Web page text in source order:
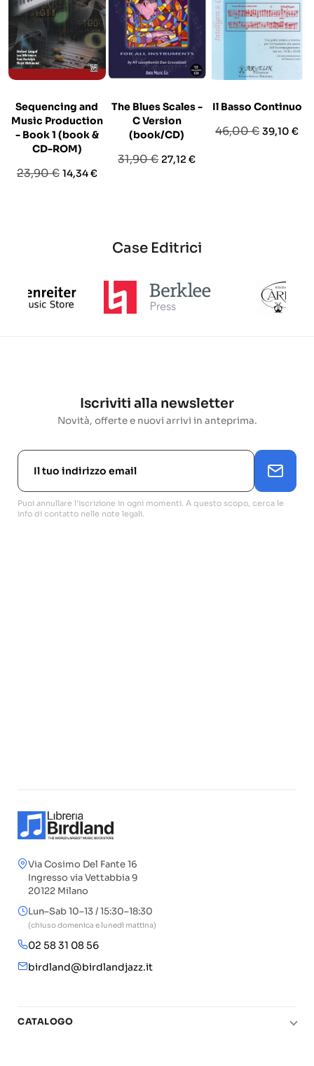
Sequencing and
Music Production
- Book 1 (book &
CD-ROM)
Prezzo
23,90 € Prezzo
14,34 €
The Blues Scales -
C Version
(book/CD)
Prezzo
31,90 € Prezzo
27,12 €
Il Basso Continuo
Prezzo
46,00 € Prezzo
39,10 €
Case Editrici
Iscriviti alla newsletter
Novità, offerte e nuovi arrivi in anteprima.
Puoi annullare l'iscrizione in ogni momenti. A questo scopo, cerca le
info di contatto nelle note legali.
Via Cosimo Del Fante 16
Ingresso via Vettabbia 9
20122 Milano
Lun–Sab 10–13 / 15:30–18:30
(chiuso domenica e lunedì mattina)
02 58 31 08 56
birdland@birdlandjazz.it
CATALOGO